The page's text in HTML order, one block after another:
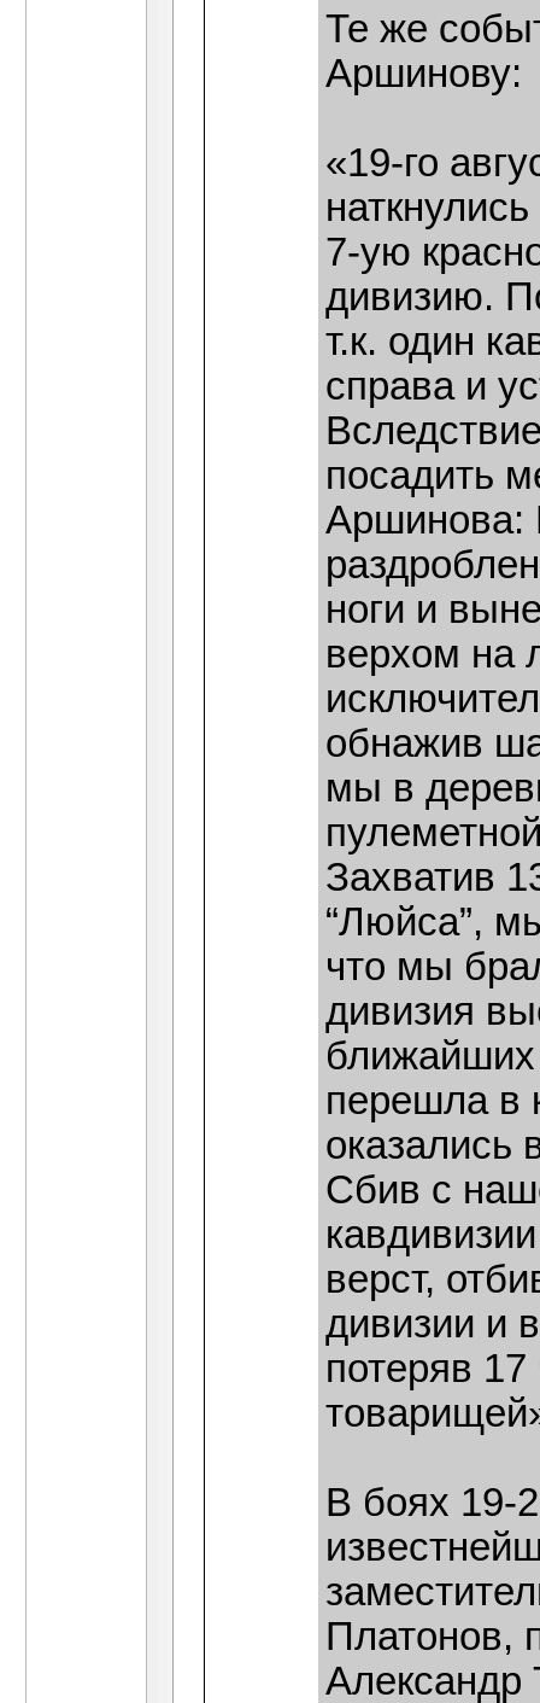
Те же
Аршинову:
«19-го
7-ую
дивизию.
т.к. один
справа и
посадить
Аршинова:
ноги и
верхом на
обнажив
мы в
Захватив
“Люйса”,
что мы
дивизия
перешла в
оказались
Сбив с
верст,
дивизии и
потеряв
В боях 19-
Платонов,
Александр